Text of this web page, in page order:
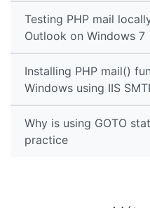
Testing PHP mail
Outlook on Windows 7
Installing PHP mail()
Windows using IIS
Why is using GOTO
practice